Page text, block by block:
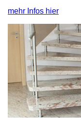
mehr Infos hier